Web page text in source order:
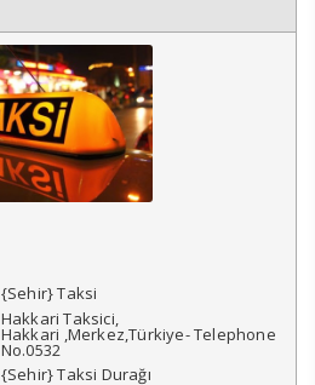
{Sehir} Taksi
Hakkari Taksici,
Hakkari ,Merkez,Türkiye-Telephone
No.0532
{Sehir} Taksi Durağı